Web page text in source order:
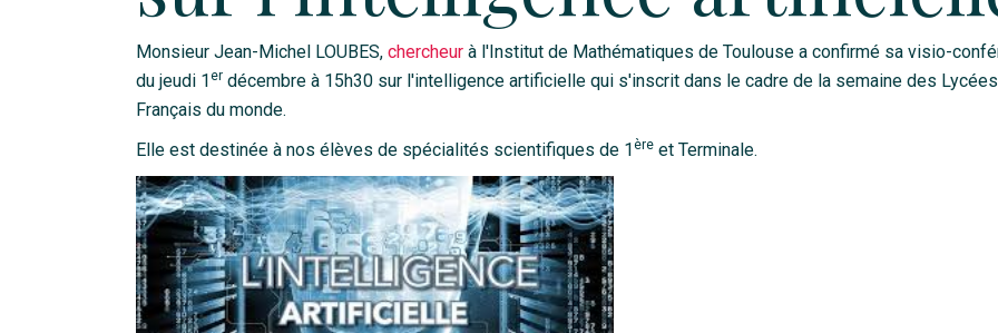
Monsieur Jean-Michel LOUBES, chercheur à l'Institut de Mathématiques de Toulouse a confirmé sa visio-
du jeudi 1er décembre à 15h30 sur l'intelligence artificielle qui s'inscrit dans le cadre de la semaine des Lycées
Français du monde.
Elle est destinée à nos élèves de spécialités scientifiques de 1ère et Terminale.